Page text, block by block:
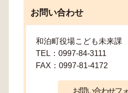
お問い合わせ
和泊町役場こども未来課
TEL：0997-84-3111
FAX：0997-81-4172